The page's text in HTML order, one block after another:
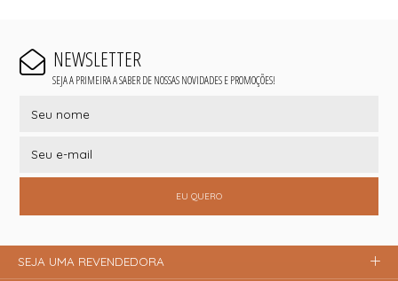
NEWSLETTER
SEJA A PRIMEIRA A SABER DE NOSSAS NOVIDADES E PROMOÇÕES!
EU QUERO
SEJA UMA REVENDEDORA